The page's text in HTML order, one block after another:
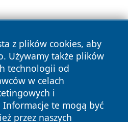
z plików cookies, aby
Używamy także plików
technologii od
w celach
i
Informacje te mogą być
przez naszych
Wszystkie prawa